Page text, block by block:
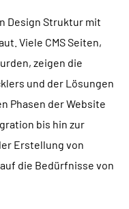
Design Struktur mit
Viele CMS Seiten,
zeigen die
und der Lösungen
Phasen der Website
bis hin zur
Erstellung von
die Bedürfnisse von